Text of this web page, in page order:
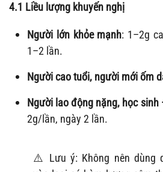
4.1 Liều lượng khuyến nghị
Người lớn khỏe mạnh: 1–2g
1–2 lần.
Người cao tuổi, người mới ốm
Người lao động nặng, học sinh
2g/lần, ngày 2 lần.
⚠️ Lưu ý: Không nên dùng